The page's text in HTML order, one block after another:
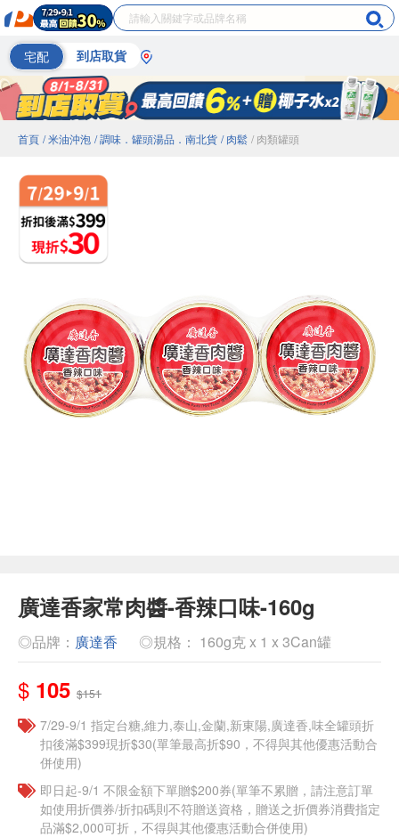
宅配 到店取貨
首頁 / 米油沖泡 / 調味．罐頭湯品．南北貨 / 肉鬆 / 肉類罐頭
廣達香家常肉醬-香辣口味-160g
◎品牌： 廣達香 ◎規格： 160g克 x 1 x 3Can罐
$ 105 $151
7/29-9/1 指定台糖,維力,泰山,金蘭,新東陽,廣達香,味全罐頭折
扣後滿$399現折$30(單筆最高折$90，不得與其他優惠活動合
併使用)
即日起-9/1 不限金額下單贈$200券(單筆不累贈，請注意訂單
如使用折價券/折扣碼則不符贈送資格，贈送之折價券消費指定
品滿$2,000可折，不得與其他優惠活動合併使用)